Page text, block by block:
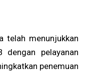
telah menunjukkan
dengan pelayanan
penemuan